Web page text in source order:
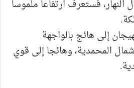
النهار، فستعرف ارتفاعا ملموسا
إلى هائج بالواجهة
المحمدية، وهائجا إلى قوي